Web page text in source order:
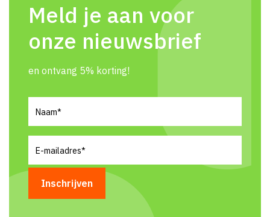
Meld je aan voor
onze nieuwsbrief
en ontvang 5% korting!
mailadres(Vereist)